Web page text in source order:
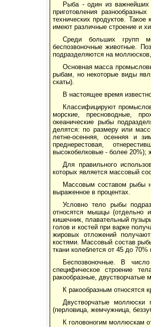
Рыба - один из важнейших
приготовления
технических продуктов.
имеют различные строение и
Среди больших групп
беспозвоночные животные.
подразделяются на
Основная масса
рыбам, но некоторые виды
скаты).
В настоящее время
Классифицируют
морские, пресноводные,
океанические рыбы
делятся: по размеру или
летне-осенняя, осенняя и
преднерестовая,
высокобелковые - более 20%);
Для правильного
которых является массовый
Массовым составом рыбы
выраженное в процентах.
Условно тело рыбы
относятся мышцы (отдельно
кишечник, плавательный
голов и костей при варке
жировых отложений
костями. Массовый состав
ткани колеблется от 45 до
Беспозвоночные. В
специфическое строение
ракообразные, двустворчатые
К ракообразным относятся
Двустворчатые
(перловица, жемчужница,
К головоногим моллюскам